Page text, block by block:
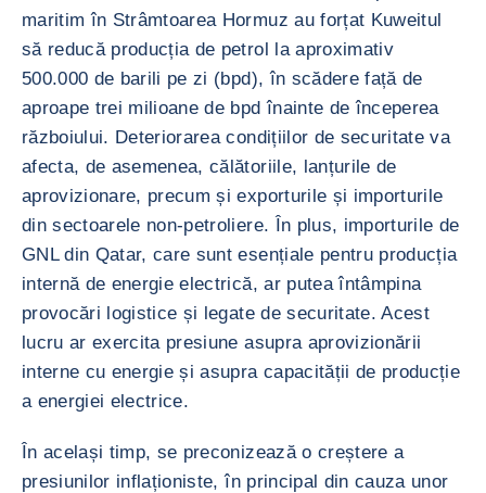
maritim în Strâmtoarea Hormuz au forțat Kuweitul
să reducă producția de petrol la aproximativ
500.000 de barili pe zi (bpd), în scădere față de
aproape trei milioane de bpd înainte de începerea
războiului. Deteriorarea condițiilor de securitate va
afecta, de asemenea, călătoriile, lanțurile de
aprovizionare, precum și exporturile și importurile
din sectoarele non-petroliere. În plus, importurile de
GNL din Qatar, care sunt esențiale pentru producția
internă de energie electrică, ar putea întâmpina
provocări logistice și legate de securitate. Acest
lucru ar exercita presiune asupra aprovizionării
interne cu energie și asupra capacității de producție
a energiei electrice.
În același timp, se preconizează o creștere a
presiunilor inflaționiste, în principal din cauza unor